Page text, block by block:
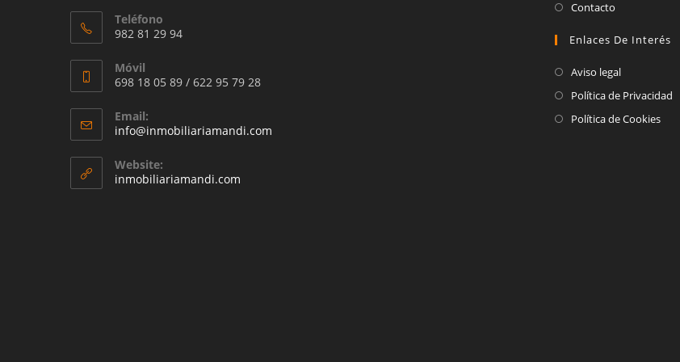
Teléfono
982 81 29 94
Móvil
698 18 05 89 / 622 95 79 28
Email:
info@inmobiliariamandi.com
Website:
inmobiliariamandi.com
nueva
pestaña
nueva
una
pestaña
Contacto
en
una
Enlaces De Interés
Aviso legal
Política de Privacidad
Política de Cookies